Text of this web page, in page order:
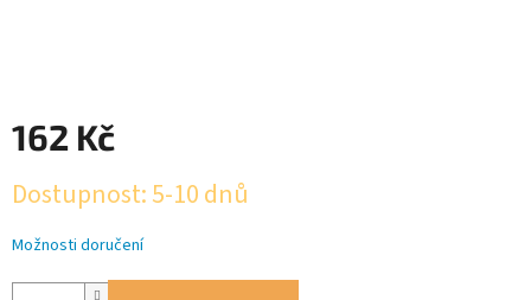
162 Kč
cena:
Dostupnost: 5-10 dnů
Možnosti doručení